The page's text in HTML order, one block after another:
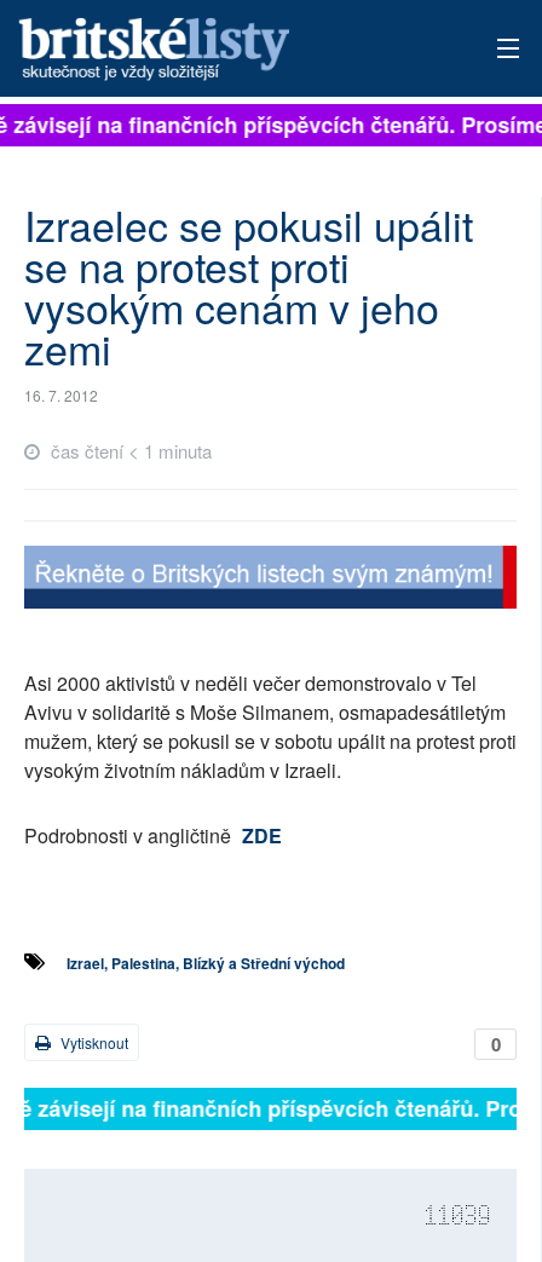
PŘIHLÁSIT
ARCHIV
ROZHOVORY
TÉMATA
NEJČTENĚJŠÍ ZA 7 DNÍ
AUTOŘI
SOCIÁLNÍ SÍTĚ
PLNÁ VERZE STRÁNEK
na finančních příspěvcích čtenářů.
Izraelec se pokusil upálit
se na protest proti
vysokým cenám v jeho
zemi
16. 7. 2012
čas čtení < 1 minuta
Asi 2000 aktivistů v neděli večer demonstrovalo v Tel
Avivu v solidaritě s Moše Silmanem, osmapadesátiletým
mužem, který se pokusil se v sobotu upálit na protest proti
vysokým životním nákladům v Izraeli.
Podrobnosti v angličtině ZDE
Izrael, Palestina, Blízký a Střední východ
0
Vytisknout
závisejí na finančních příspěvcích čtenářů.
11039